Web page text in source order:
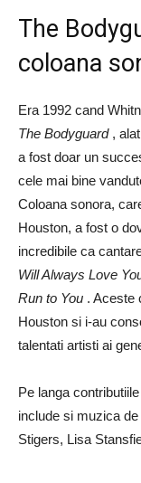
The
coloana
Era 1992 cand
The Bodyguard,
a fost doar un
cele mai bine
Coloana sonora,
Houston, a fost o
incredibile ca
Will Always Love
Run to You . Aceste
Houston si i-au
talentati artisti ai
Pe langa
include si muzica
Stigers, Lisa